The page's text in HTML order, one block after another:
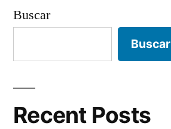
Buscar
Buscar
Recent Posts